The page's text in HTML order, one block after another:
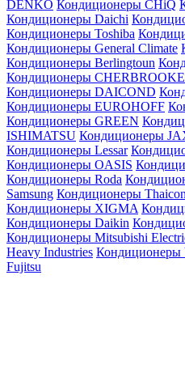
DENKO Кондиционеры CHiQ
Кондиционеры Daichi
Кондиционеры Toshiba
Кондиционеры General Climate
Кондиционеры Berlingtoun
Кондиционеры CHERBROOKE
Кондиционеры DAICOND
Кондиционеры EUROHOFF
Кондиционеры GREEN
ISHIMATSU Кондиционеры
Кондиционеры Lessar
Кондиционеры OASIS
Кондиционеры Roda
Samsung Кондиционеры Thaicon
Кондиционеры XIGMA
Кондиционеры Daikin
Кондиционеры Mitsubishi
Heavy Industries Кондиционеры
Fujitsu